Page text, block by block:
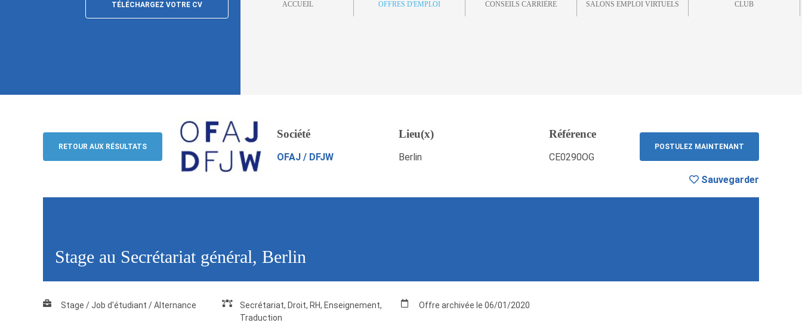
TÉLÉCHARGEZ VOTRE CV ACCUEIL OFFRES D'EMPLOI CONSEILS CARRIÈRE SALONS EMPLOI VIRTUELS CLUB
Stage au Secrétariat général, Berlin
OFAJ / DFJW
POSTULEZ MAINTENANT Sauvegarder
RETOUR
RETOUR AUX RÉSULTATS
Société
OFAJ / DFJW
Lieu(x)
Berlin
Référence
CE0290OG
POSTULEZ MAINTENANT
Sauvegarder
Stage au Secrétariat général, Berlin
Stage / Job d'étudiant / Alternance
Secrétariat, Droit, RH, Enseignement,
Traduction
Offre archivée le 06/01/2020